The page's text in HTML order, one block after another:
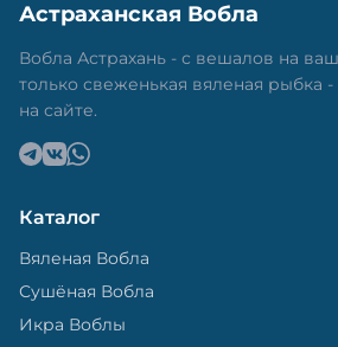
Астраханская Вобла
Вобла Астрахань - с вешалов на
только свеженькая вяленая рыбка -
на сайте.
Каталог
Вяленая Вобла
Сушёная Вобла
Икра Воблы